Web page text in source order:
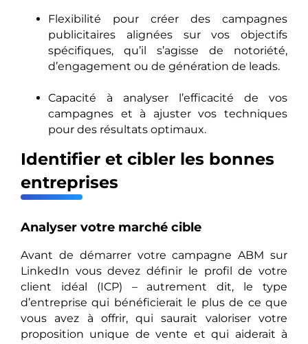
Flexibilité pour créer des campagnes
publicitaires alignées sur vos objectifs
spécifiques, qu’il s’agisse de notoriété,
d’engagement ou de génération de leads.
Capacité à analyser l’efficacité de vos
campagnes et à ajuster vos techniques
pour des résultats optimaux.
Identifier et cibler les bonnes
entreprises
Analyser votre marché cible
Avant de démarrer votre campagne ABM sur
LinkedIn vous devez définir le profil de votre
client idéal (ICP) – autrement dit, le type
d’entreprise qui bénéficierait le plus de ce que
vous avez à offrir, qui saurait valoriser votre
proposition unique de vente et qui aiderait à